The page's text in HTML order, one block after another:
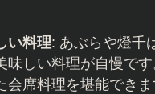
い料理: あぶらや燈千
味しい料理が自慢で
会席料理を堪能できま